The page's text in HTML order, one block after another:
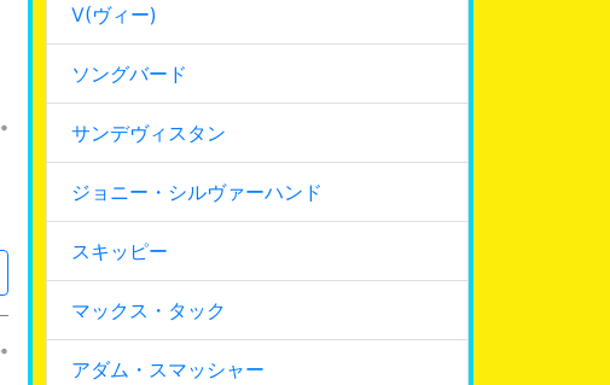
V(ヴィー)
ソングバード
サンデヴィスタン
ジョニー・シルヴァーハンド
スキッピー
マックス・タック
アダム・スマッシャー